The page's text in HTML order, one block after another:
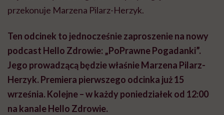
przekonuje Marzena Pilarz-Herzyk.
Ten odcinek to jednocześnie zaproszenie na nowy
podcast Hello Zdrowie: „PoPrawne Pogadanki”.
Jego prowadzącą będzie właśnie Marzena Pilarz-
Herzyk. Premiera pierwszego odcinka już 15
września. Kolejne – w każdy poniedziałek od 12:00
na kanale Hello Zdrowie.